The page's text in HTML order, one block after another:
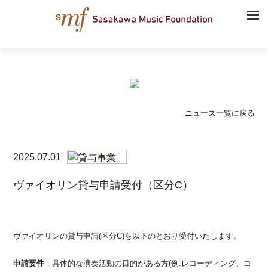
ニュース一覧に戻る
2025.07.01
ヴァイオリン貸与申請受付（区分C）
ヴァイオリンの貸与申請(区分C)を以下のとおり受付いたします。
申請要件 ：具体的な演奏活動の目的がある方(例:レコーディング、コ